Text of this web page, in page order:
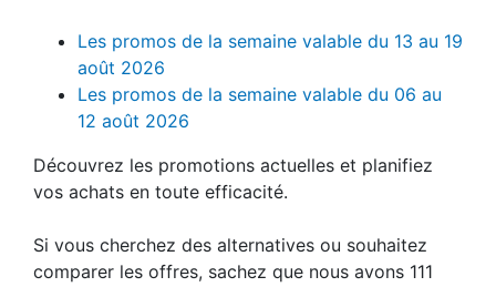
Les promos de la semaine valable du 13 au 19
août 2026
Les promos de la semaine valable du 06 au
12 août 2026
Découvrez les promotions actuelles et planifiez
vos achats en toute efficacité.
Si vous cherchez des alternatives ou souhaitez
comparer les offres, sachez que nous avons 111